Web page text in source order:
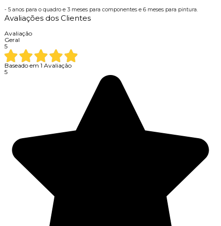
- 5 anos para o quadro e 3 meses para componentes e 6 meses para pintura.
Avaliações dos Clientes
Avaliação
Geral
5
Baseado em 1 Avaliação
5